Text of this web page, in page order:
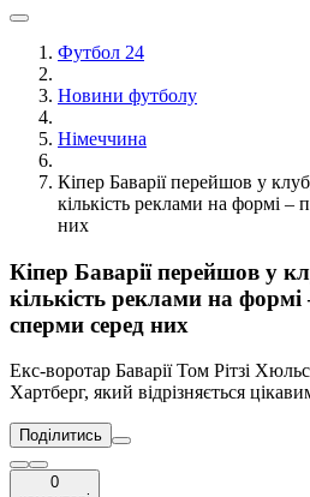
Футбол 24
Новини футболу
Німеччина
Кіпер Баварії перейшов у
кількість реклами на формі
них
Кіпер Баварії перейшов у
кількість реклами на
сперми серед них
Екс-воротар Баварії Том Рітзі
Хартберг, який відрізняється
Поділитись
0